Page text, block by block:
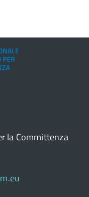
la Committenza